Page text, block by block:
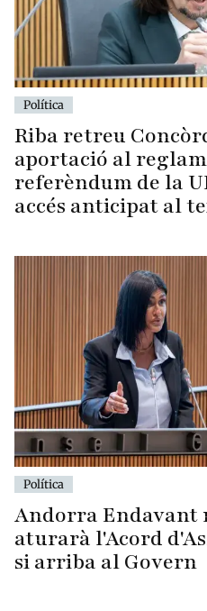
Política
Riba retreu
aportació al
referèndum de la
accés anticipat al
Política
Andorra Endavant
aturarà l'Acord
si arriba al Govern